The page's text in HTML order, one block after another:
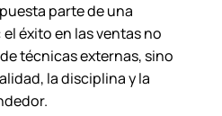
parte de una
éxito en las ventas no
técnicas externas, sino
la disciplina y la